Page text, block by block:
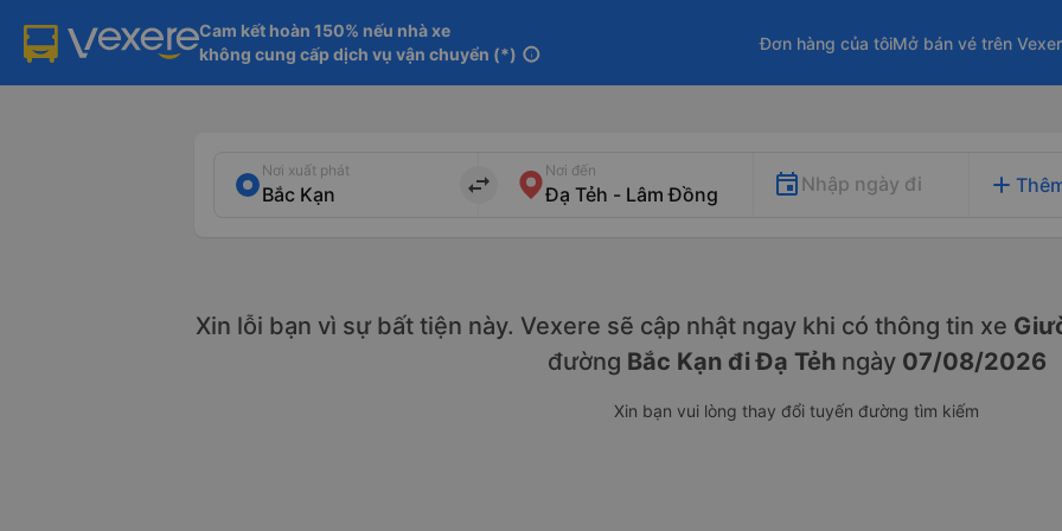
Cam kết hoàn 150% nếu nhà xe
không cung cấp dịch vụ vận chuyển (*) info
Đơn hàng của tôiMở bán vé trên
Nơi xuất phát
import_export
Nơi đến
Nhập ngày đi add
Xin lỗi bạn vì sự bất tiện này. Vexere sẽ cập nhật ngay khi có thông tin xe
đường Bắc Kạn đi Đạ Tẻhngày 07/08/2026
Xin bạn vui lòng thay đổi tuyến đường tìm kiếm